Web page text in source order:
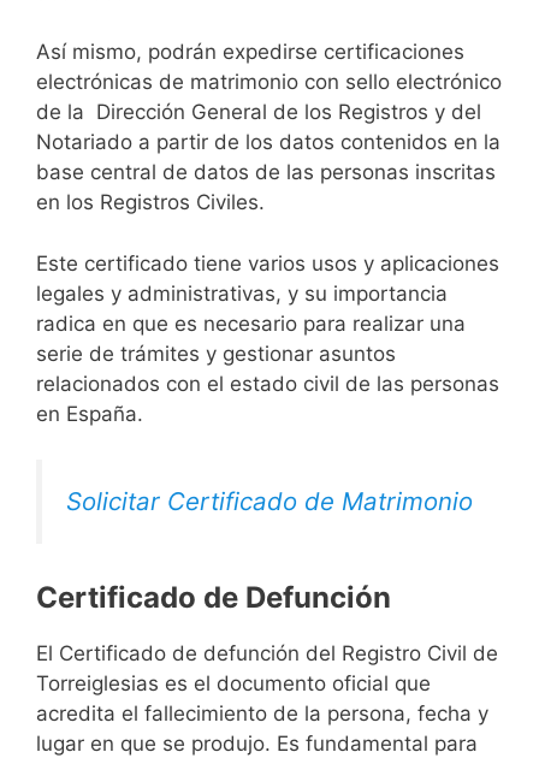
Así mismo, podrán expedirse certificaciones
electrónicas de matrimonio con sello electrónico
de la Dirección General de los Registros y del
Notariado a partir de los datos contenidos en la
base central de datos de las personas inscritas
en los Registros Civiles.
Este certificado tiene varios usos y aplicaciones
legales y administrativas, y su importancia
radica en que es necesario para realizar una
serie de trámites y gestionar asuntos
relacionados con el estado civil de las personas
en España.
Solicitar Certificado de Matrimonio
Certificado de Defunción
El Certificado de defunción del Registro Civil de
Torreiglesias es el documento oficial que
acredita el fallecimiento de la persona, fecha y
lugar en que se produjo. Es fundamental para